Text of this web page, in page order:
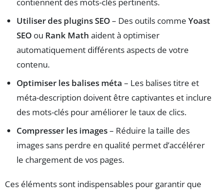
Utiliser des plugins SEO– Des outils comme Yoast
SEO ou Rank Math aident à optimiser
automatiquement différents aspects de votre
contenu.
Optimiser les balises méta – Les balises titre et
méta-description doivent être captivantes et inclure
des mots-clés pour améliorer le taux de clics.
Compresser les images– Réduire la taille des
images sans perdre en qualité permet d’accélérer
le chargement de vos pages.
Ces éléments sont indispensables pour garantir que